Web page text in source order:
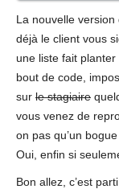
La nouvelle version
déjà le client vous
une liste fait
bout de code,
sur le stagiaire
vous venez de
on pas qu’un
Oui, enfin si
Bon allez, c’est